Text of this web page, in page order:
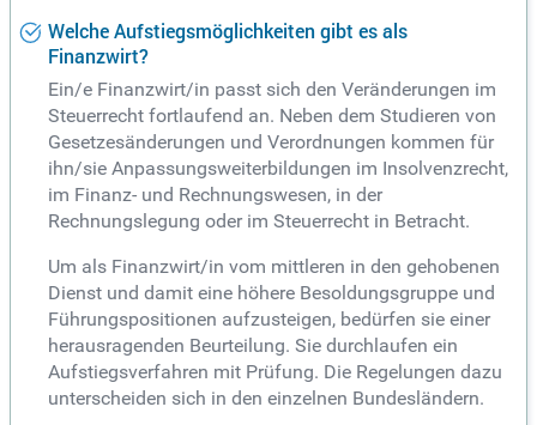
Welche Aufstiegsmöglichkeiten gibt es als
Finanzwirt?
Ein/e Finanzwirt/in passt sich den Veränderungen im
Steuerrecht fortlaufend an. Neben dem Studieren von
Gesetzesänderungen und Verordnungen kommen für
ihn/sie Anpassungsweiterbildungen im Insolvenzrecht,
im Finanz- und Rechnungswesen, in der
Rechnungslegung oder im Steuerrecht in Betracht.
Um als Finanzwirt/in vom mittleren in den gehobenen
Dienst und damit eine höhere Besoldungsgruppe und
Führungspositionen aufzusteigen, bedürfen sie einer
herausragenden Beurteilung. Sie durchlaufen ein
Aufstiegsverfahren mit Prüfung. Die Regelungen dazu
unterscheiden sich in den einzelnen Bundesländern.